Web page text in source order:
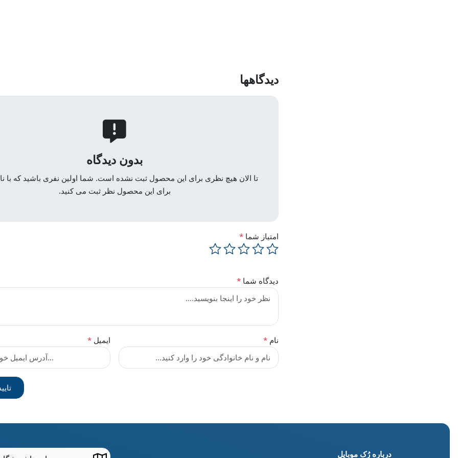
دیدگاهها
بدون دیدگاه
تا الان هیچ نظری برای این محصول ثبت نشده است. شما اولین نفری باشید که با
برای این محصول نظر ثبت می کنید.
امتیاز شما*
دیدگاه شما*
نام* ایمیل *
درباره رُک‌ موبایل